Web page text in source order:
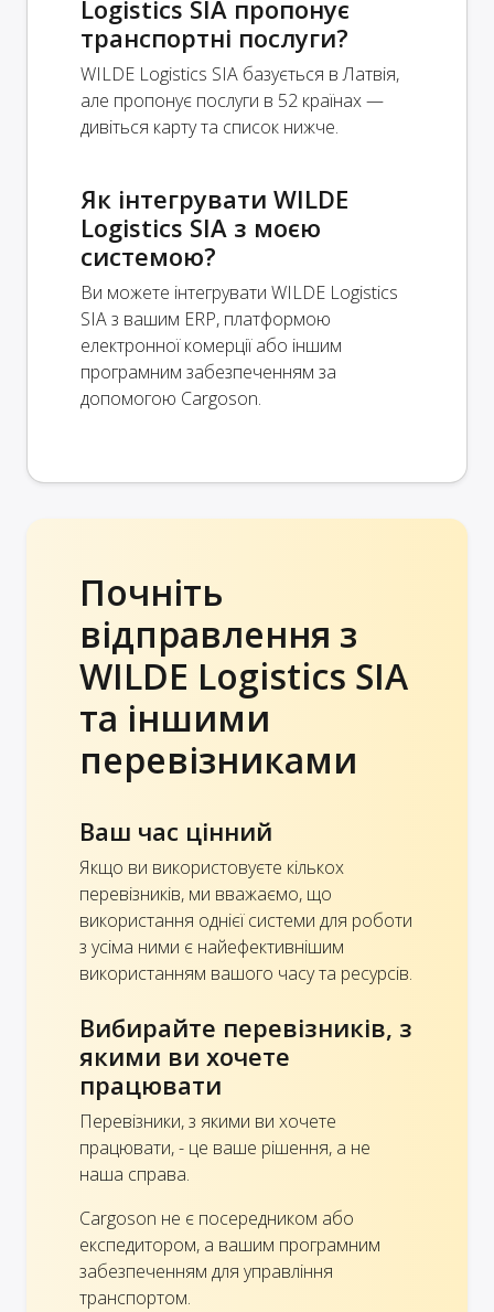
Logistics SIA пропонує
транспортні послуги?
WILDE Logistics SIA базується в Латвія,
але пропонує послуги в 52 країнах —
дивіться карту та список нижче.
Як інтегрувати WILDE
Logistics SIA з моєю
системою?
Ви можете інтегрувати WILDE Logistics
SIA з вашим ERP, платформою
електронної комерції або іншим
програмним забезпеченням за
допомогою Cargoson.
Почніть
відправлення з
WILDE Logistics SIA
та іншими
перевізниками
Ваш час цінний
Якщо ви використовуєте кількох
перевізників, ми вважаємо, що
використання однієї системи для роботи
з усіма ними є найефективнішим
використанням вашого часу та ресурсів.
Вибирайте перевізників, з
якими ви хочете
працювати
Перевізники, з якими ви хочете
працювати, - це ваше рішення, а не
наша справа.
Cargoson не є посередником або
експедитором, а вашим програмним
забезпеченням для управління
транспортом.